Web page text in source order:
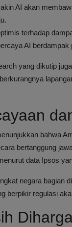
AI akan
terhadap
AI
yang dikutip
bahwa
bertanggung
data Ipsos
negara bagian
berpikir regulasi